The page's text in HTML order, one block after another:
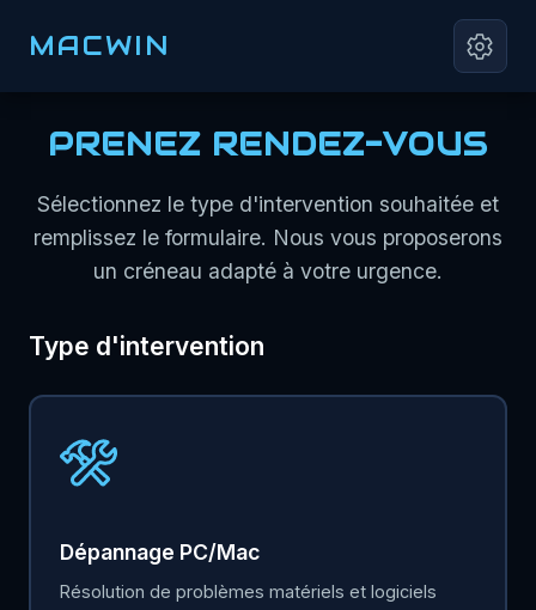
MACWIN
PRENEZ RENDEZ-VOUS
Sélectionnez le type d'intervention souhaitée et
remplissez le formulaire. Nous vous proposerons
un créneau adapté à votre urgence.
Type d'intervention
Dépannage PC/Mac
Résolution de problèmes matériels et logiciels